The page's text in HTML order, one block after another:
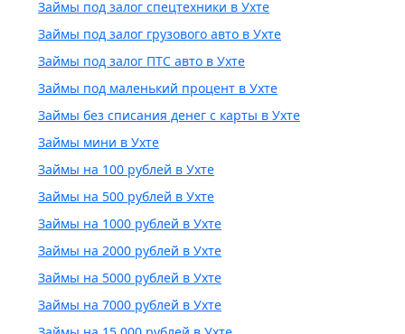
Займы под залог спецтехники в Ухте
Займы под залог грузового авто в Ухте
Займы под залог ПТС авто в Ухте
Займы под маленький процент в Ухте
Займы без списания денег с карты в Ухте
Займы мини в Ухте
Займы на 100 рублей в Ухте
Займы на 500 рублей в Ухте
Займы на 1000 рублей в Ухте
Займы на 2000 рублей в Ухте
Займы на 5000 рублей в Ухте
Займы на 7000 рублей в Ухте